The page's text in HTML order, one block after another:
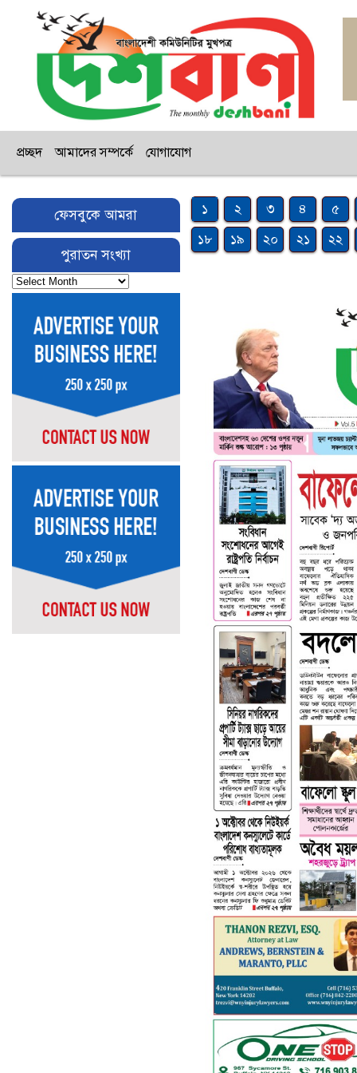
প্রচ্ছদ আমাদের সম্পর্কে যোগাযোগ
ফেসবুকে আমরা
পুরাতন সংখ্যা
পুরাতন
সংখ্যা
১ ২ ৩ ৪
৫
১৮
১৯ ২০ ২১ ২২